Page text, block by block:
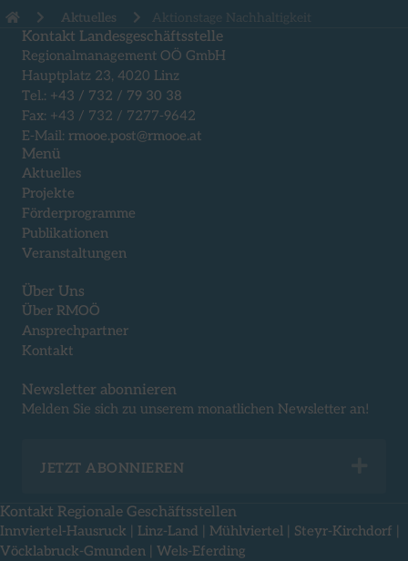
Aktuelles Aktionstage Nachhaltigkeit
Kontakt Landesgeschäftsstelle
Regionalmanagement OÖ GmbH
Hauptplatz 23, 4020 Linz
Tel.: +43 / 732 / 79 30 38
Fax: +43 / 732 / 7277-9642
E-Mail: rmooe.post@rmooe.at
Menü
Aktuelles
Projekte
Förderprogramme
Publikationen
Veranstaltungen
Über Uns
Über RMOÖ
Ansprechpartner
Kontakt
Newsletter abonnieren
Melden Sie sich zu unserem monatlichen Newsletter an!
JETZT ABONNIEREN
Kontakt Regionale Geschäftsstellen
Innviertel-Hausruck Linz-Land Mühlviertel Steyr-Kirchdorf
Vöcklabruck-Gmunden
Wels-Eferding